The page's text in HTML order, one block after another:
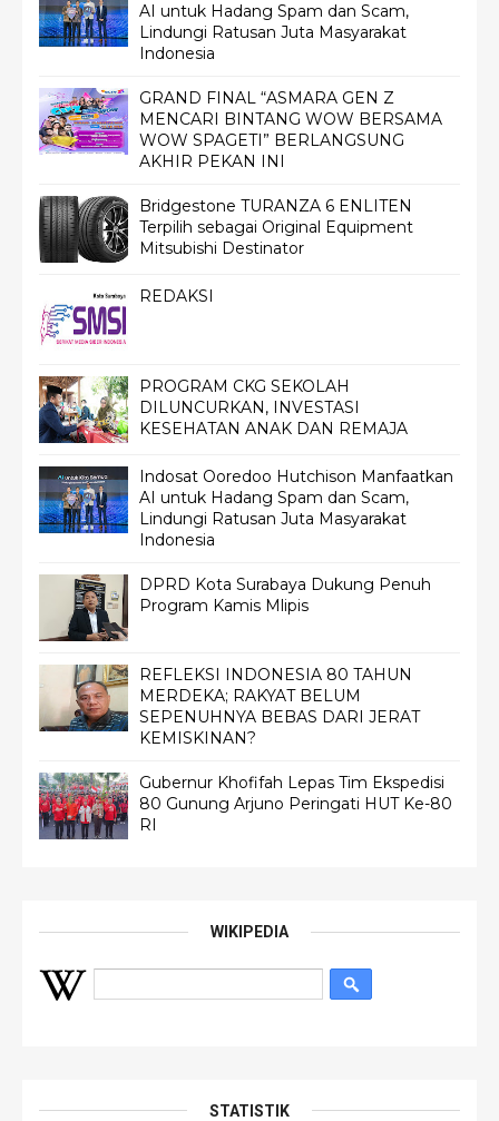
AI untuk Hadang Spam dan Scam,
Lindungi Ratusan Juta Masyarakat
Indonesia
GRAND FINAL “ASMARA GEN Z
MENCARI BINTANG WOW BERSAMA
WOW SPAGETI” BERLANGSUNG
AKHIR PEKAN INI
Bridgestone TURANZA 6 ENLITEN
Terpilih sebagai Original Equipment
Mitsubishi Destinator
REDAKSI
PROGRAM CKG SEKOLAH
DILUNCURKAN, INVESTASI
KESEHATAN ANAK DAN REMAJA
Indosat Ooredoo Hutchison Manfaatkan
AI untuk Hadang Spam dan Scam,
Lindungi Ratusan Juta Masyarakat
Indonesia
DPRD Kota Surabaya Dukung Penuh
Program Kamis Mlipis
REFLEKSI INDONESIA 80 TAHUN
MERDEKA; RAKYAT BELUM
SEPENUHNYA BEBAS DARI JERAT
KEMISKINAN?
Gubernur Khofifah Lepas Tim Ekspedisi
80 Gunung Arjuno Peringati HUT Ke-80
RI
WIKIPEDIA
STATISTIK